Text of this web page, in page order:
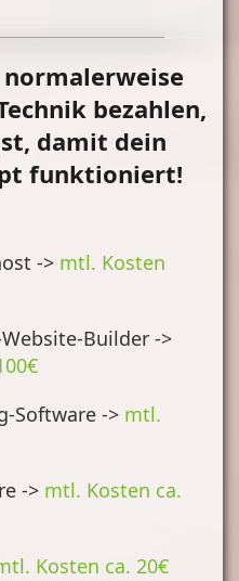
normalerweise
bezahlen,
damit dein
funktioniert!
-> mtl. Kosten
Builder ->
Software -> mtl.
-> mtl. Kosten ca.
Kosten ca. 20€